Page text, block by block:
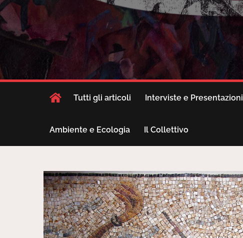
Tutti gli articoli Interviste e Presentazioni
Ambiente e Ecologia Il Collettivo